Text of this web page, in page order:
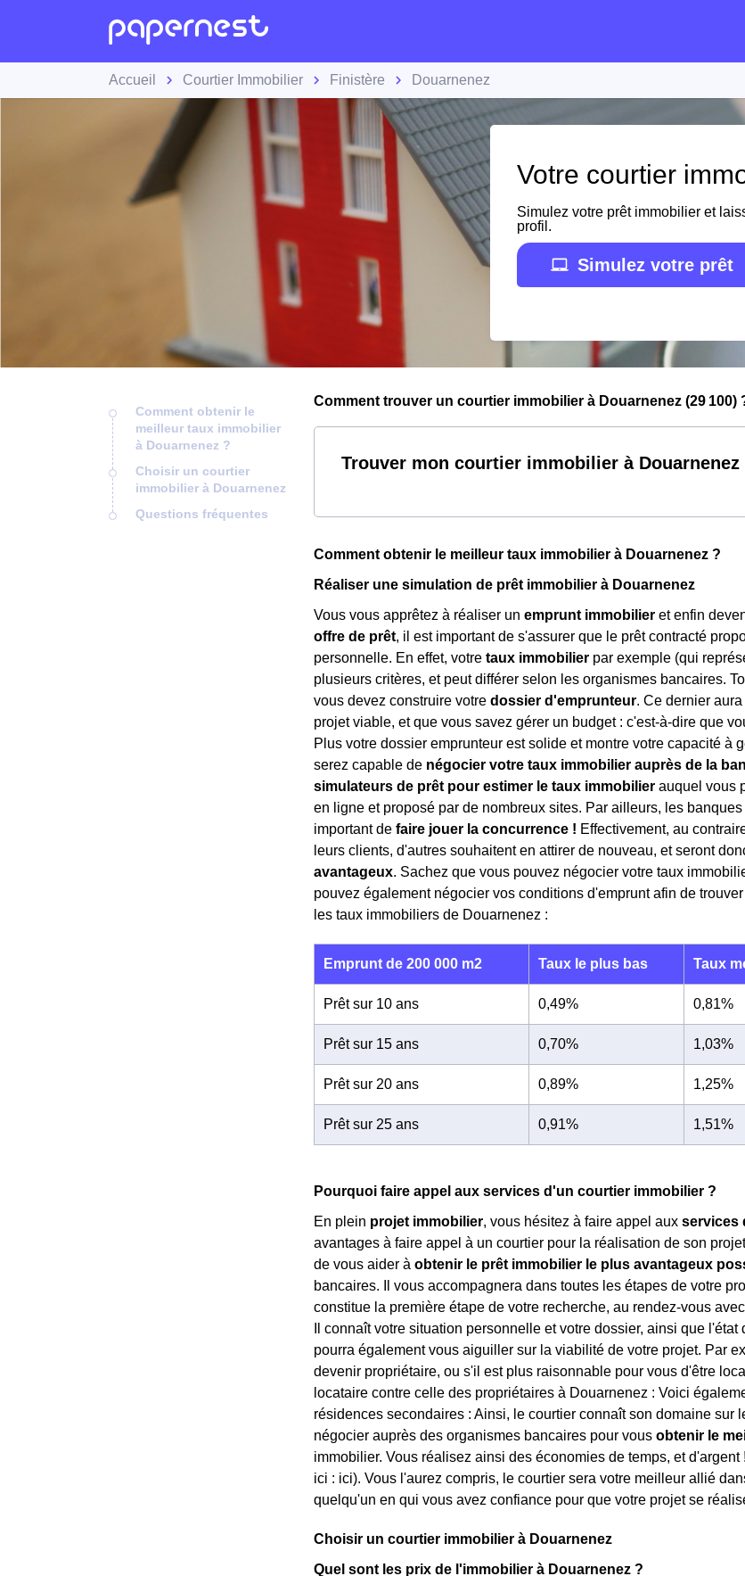
Accueil Courtier Immobilier Finistère Douarnenez
Votre courtier
Simulez votre prêt immobilier et
profil.
Simulez votre prêt
Comment obtenir le
meilleur taux immobilier
à Douarnenez ?
Choisir un courtier
immobilier à Douarnenez
Questions fréquentes
Comment trouver un courtier immobilier à Douarnenez (29 100)
Trouver mon courtier immobilier à Douarnenez
Comment obtenir le meilleur taux immobilier à Douarnenez ?
Réaliser une simulation de prêt immobilier à Douarnenez
Vous vous apprêtez à réaliser un emprunt immobilier et enfin
offre de prêt, il est important de s'assurer que le prêt contracté
personnelle. En effet, votre taux immobilier par exemple (qui
plusieurs critères, et peut différer selon les organismes bancaires.
vous devez construire votre dossier d'emprunteur. Ce dernier
projet viable, et que vous savez gérer un budget : c'est-à-dire que
Plus votre dossier emprunteur est solide et montre votre capacité
serez capable de négocier votre taux immobilier auprès de la
simulateurs de prêt pour estimer le taux immobilier auquel vous
en ligne et proposé par de nombreux sites. Par ailleurs, les
important de faire jouer la concurrence ! Effectivement, au
leurs clients, d'autres souhaitent en attirer de nouveau, et seront
avantageux. Sachez que vous pouvez négocier votre taux
pouvez également négocier vos conditions d'emprunt afin de
les taux immobiliers de Douarnenez :
Emprunt de 200 000 m2 Taux le plus bas Taux
Prêt sur 10 ans 0,49% 0,81%
Prêt sur 15 ans 0,70% 1,03%
Prêt sur 20 ans 0,89% 1,25%
Prêt sur 25 ans 0,91% 1,51%
Pourquoi faire appel aux services d'un courtier immobilier ?
En plein projet immobilier, vous hésitez à faire appel aux services
avantages à faire appel à un courtier pour la réalisation de son
de vous aider à obtenir le prêt immobilier le plus avantageux
bancaires. Il vous accompagnera dans toutes les étapes de votre
constitue la première étape de votre recherche, au rendez-vous
Il connaît votre situation personnelle et votre dossier, ainsi que l'état
pourra également vous aiguiller sur la viabilité de votre projet. Par
devenir propriétaire, ou s'il est plus raisonnable pour vous d'être
locataire contre celle des propriétaires à Douarnenez : Voici
résidences secondaires : Ainsi, le courtier connaît son domaine sur
négocier auprès des organismes bancaires pour vous obtenir le
immobilier. Vous réalisez ainsi des économies de temps, et
ici : ici). Vous l'aurez compris, le courtier sera votre meilleur allié
quelqu'un en qui vous avez confiance pour que votre projet se
Choisir un courtier immobilier à Douarnenez
Quel sont les prix de l'immobilier à Douarnenez ?